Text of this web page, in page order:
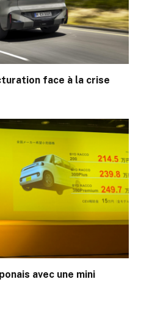
face à la crise
avec une mini